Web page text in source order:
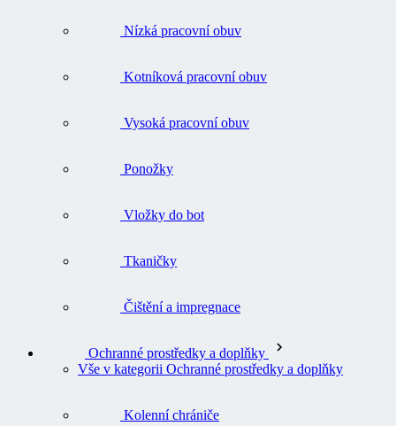
Nízká pracovní obuv
Kotníková pracovní obuv
Vysoká pracovní obuv
Ponožky
Vložky do bot
Tkaničky
Čištění a impregnace
Ochranné prostředky a doplňky
Vše v kategorii Ochranné prostředky a doplňky
Kolenní chrániče